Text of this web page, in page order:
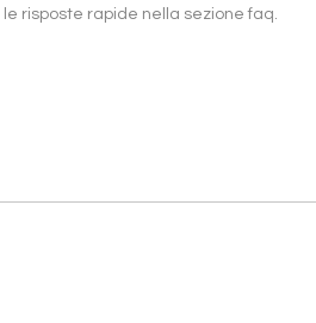
risposte rapide nella sezione faq.